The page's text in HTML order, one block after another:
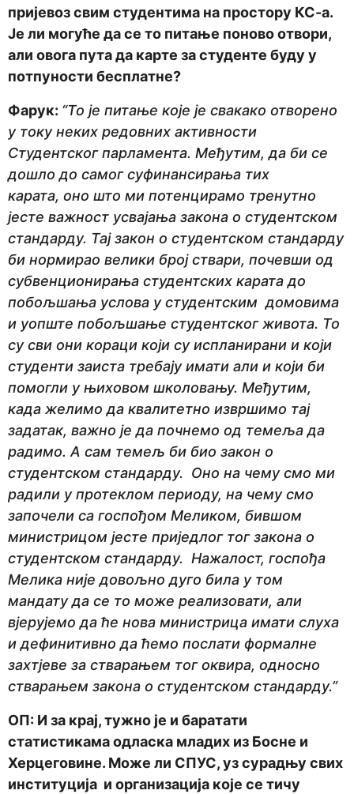
пријевоз свим студентима на простору КС-а.
Је ли могуће да се то питање поново отвори,
али овога пута да карте за студенте буду у
потпуности бесплатне?
Фарук: “То је питање које је свакако отворено
у току неких редовних активности
Студентског парламента. Међутим, да би се
дошло до самог суфинансирања тих
карата, оно што ми потенцирамо тренутно
јесте важност усвајања закона о студентском
стандарду. Тај закон о студентском стандарду
би нормирао велики број ствари, почевши од
субвенционирања студентских карата до
побољшања услова у студентским домовима
и уопште побољшање студентског живота. То
су сви они кораци који су испланирани и који
студенти заиста требају имати али и који би
помогли у њиховом школовању. Међутим,
када желимо да квалитетно извршимо тај
задатак, важно је да почнемо од темеља да
радимо. А сам темељ би био закон о
студентском стандарду. Оно на чему смо ми
радили у протеклом периоду, на чему смо
започели са госпођом Меликом, бившом
министрицом јесте приједлог тог закона о
студентском стандарду. Нажалост, госпођа
Мелика није довољно дуго била у том
мандату да се то може реализовати, али
вјерујемо да ће нова министрица имати слуха
и дефинитивно да ћемо послати формалне
захтјеве за стварањем тог оквира, односно
стварањем закона о студентском стандарду.”
ОП: И за крај, тужно је и баратати
статистикама одласка младих из Босне и
Херцеговине. Може ли СПУС, уз сурадњу свих
институција и организација које се тичу